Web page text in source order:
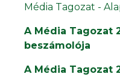
Média Tagozat -
A Média Tagozat
beszámolója
A Média Tagozat